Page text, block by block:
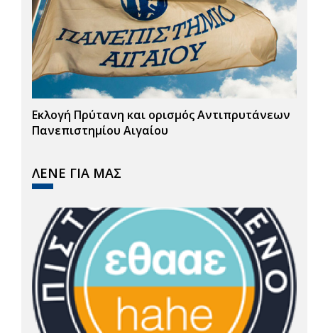
Εκλογή Πρύτανη και ορισμός Αντιπρυτάνεων
Πανεπιστημίου Αιγαίου
ΛΕΝΕ ΓΙΑ ΜΑΣ